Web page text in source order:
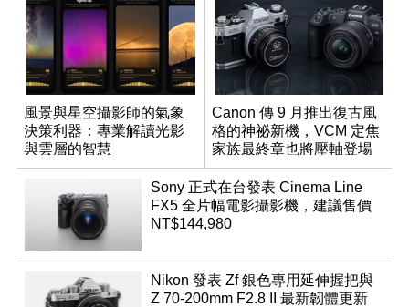
風景與星空攝影師的氣象
決策利器：專業解讀光影
與雲層的智慧
App「Atmos」登場
Canon 傳 9 月推出復古風
格的神祕新機，VCM 定焦
家族最終章也將壓軸登場
Sony 正式在台發表 Cinema Line
FX5 全片幅電影攝影機，建議售價
NT$144,980
Nikon 發表 Zf 銀色專用延伸握把與
Z 70-200mm F2.8 II 最新韌體更新